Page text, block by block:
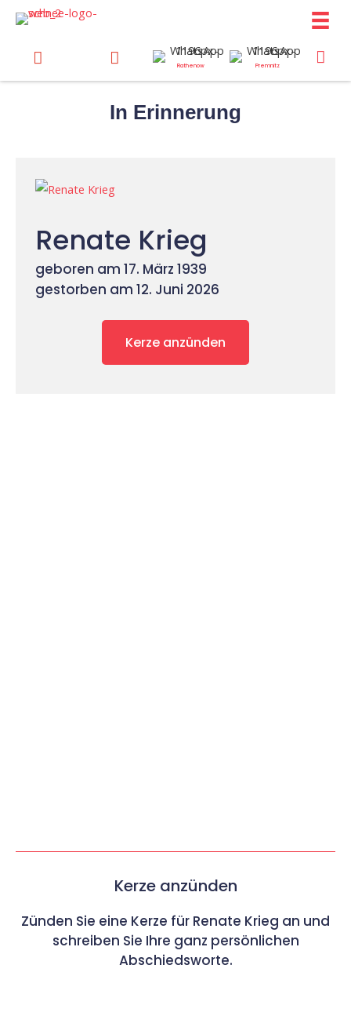
Zum
Inhalt
springen
Rathenow Premnitz
In Erinnerung
Renate Krieg
geboren am 17. März 1939
gestorben am 12. Juni 2026
Kerze anzünden
Kerze anzünden
Zünden Sie eine Kerze für Renate Krieg an und
schreiben Sie Ihre ganz persönlichen
Abschiedsworte.